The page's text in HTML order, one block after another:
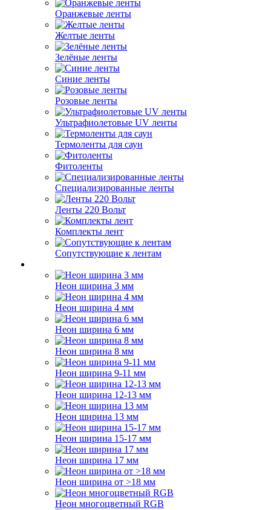
Оранжевые ленты
Желтые ленты
Зелёные ленты
Синие ленты
Розовые ленты
Ультрафиолетовые UV ленты
Термоленты для саун
Фитоленты
Специализированные ленты
Ленты 220 Вольт
Комплекты лент
Сопутствующие к лентам
Неон ширина 3 мм
Неон ширина 4 мм
Неон ширина 6 мм
Неон ширина 8 мм
Неон ширина 9-11 мм
Неон ширина 12-13 мм
Неон ширина 13 мм
Неон ширина 15-17 мм
Неон ширина 17 мм
Неон ширина от >18 мм
Неон многоцветный RGB